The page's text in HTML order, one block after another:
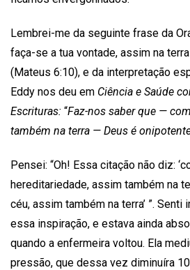
Lembrei-me da seguinte frase da
faça-se a tua vontade, assim na
(Mateus 6:10), e da interpretação
Eddy nos deu em Ciência e Saúde
Escrituras: “Faz-nos saber que —
também na terra — Deus é
Pensei: “Oh! Essa citação não diz:
hereditariedade, assim também na
céu, assim também na terra’ ”.
essa inspiração, e estava ainda
quando a enfermeira voltou. Ela
pressão, que dessa vez diminuíra